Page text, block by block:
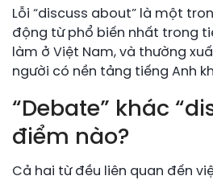
Lỗi “discuss about” là một
động từ phổ biến nhất trong
làm ở Việt Nam, và thường
người có nền tảng tiếng Anh
“Debate” khác
điểm nào?
Cả hai từ đều liên quan đến